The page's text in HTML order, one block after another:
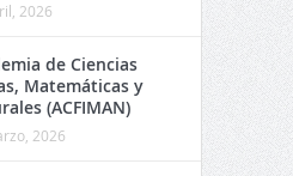
2026
de Ciencias
Matemáticas y
(ACFIMAN)
2026